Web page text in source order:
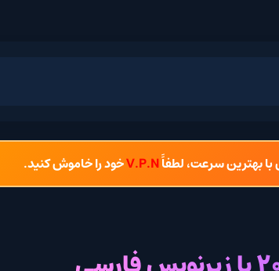
لطفاًV.P.Nخود را خاموش کنید.